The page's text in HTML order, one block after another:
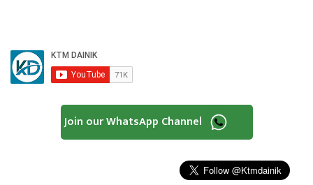
Join our WhatsApp Channel